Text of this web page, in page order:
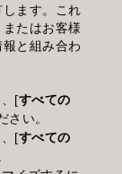
17:00)
ます。これ
たはお客様
と組み合わ
[すべての
さい。
[すべての